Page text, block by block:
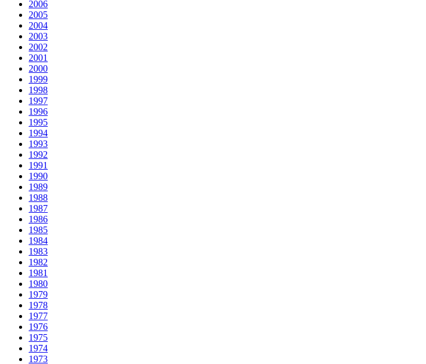
2006
2005
2004
2003
2002
2001
2000
1999
1998
1997
1996
1995
1994
1993
1992
1991
1990
1989
1988
1987
1986
1985
1984
1983
1982
1981
1980
1979
1978
1977
1976
1975
1974
1973